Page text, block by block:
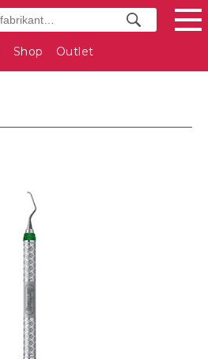
Shop Outlet